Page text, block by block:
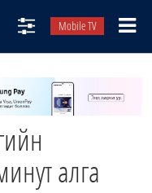
Mobile TV
алга